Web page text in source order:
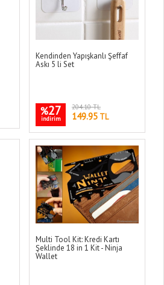
Kendinden Yapışkanlı Şeffaf
Askı 5 li Set
%27
indirim
204.10 TL
149.95 TL
Multi Tool Kit: Kredi Kartı
Şeklinde 18 in 1 Kit - Ninja
Wallet